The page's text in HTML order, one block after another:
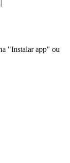
"Instalar app" ou